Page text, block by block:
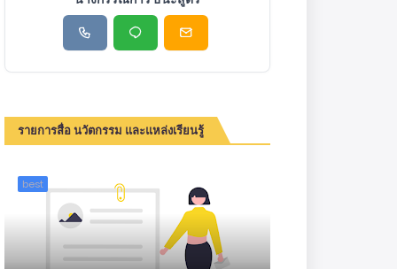
รายการสื่อ นวัตกรรม และแหล่งเรียนรู้
best